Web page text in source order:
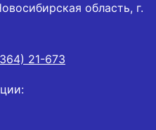
область, г.
21-673